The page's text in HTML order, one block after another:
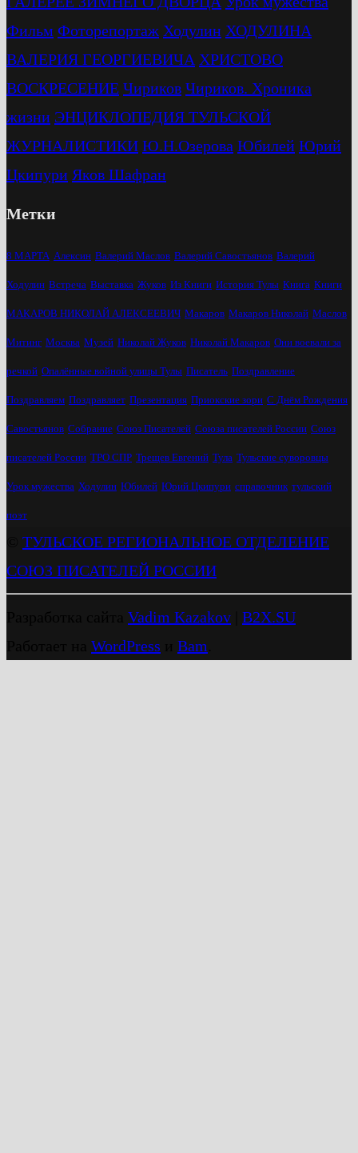
Фильм Фоторепортаж Ходулин ХОДУЛИНА
ВАЛЕРИЯ ГЕОРГИЕВИЧА ХРИСТОВО
ВОСКРЕСЕНИЕ Чириков Чириков. Хроника
жизни ЭНЦИКЛОПЕДИЯ ТУЛЬСКОЙ
ЖУРНАЛИСТИКИ Ю.Н.Озерова Юбилей Юрий
Цкипури Яков Шафран
Метки
8 МАРТА Алексин Валерий Маслов Валерий Савостьянов Валерий
Ходулин Встреча Выставка Жуков Из Книги История Тулы Книга Книги
МАКАРОВ НИКОЛАЙ АЛЕКСЕЕВИЧ Макаров Макаров Николай Маслов
Митинг Москва Музей Николай Жуков Николай Макаров Они воевали за
речкой Опалённые войной улицы Тулы Писатель Поздравление
Поздравляем Поздравляет Презентация Приокские зори С Днём Рождения
Савостьянов Собрание Союз Писателей Союза писателей России Союз
писателей России ТРО СПР Трещев Евгений Тула Тульские суворовцы
Урок мужества Ходулин Юбилей Юрий Цкипури справочник тульский
поэт
ТУЛЬСКОЕ РЕГИОНАЛЬНОЕ ОТДЕЛЕНИЕ
СОЮЗ ПИСАТЕЛЕЙ РОССИИ
Vadim Kazakov
B2X.SU
WordPress Bam